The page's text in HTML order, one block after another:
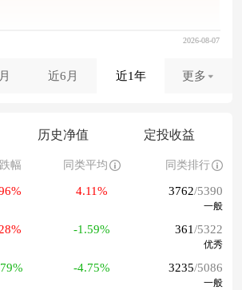
近6月 近1年 更多
历史净值 定投收益
幅 同类平均 同类排行
4.11% 3762/5390
一般
-1.59% 361/5322
优秀
-4.75% 3235/5086
一般